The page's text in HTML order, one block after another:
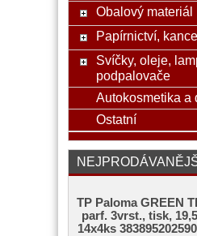
Obalový materiál
Papírnictví,
Svíčky, oleje,
podpalovače
Autokosmetika a
Ostatní
TP Paloma GREEN
parf. 3vrst., tisk,
14x4ks